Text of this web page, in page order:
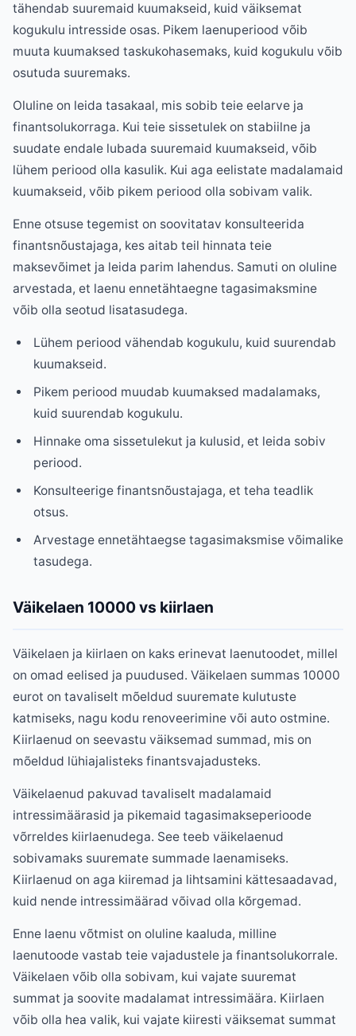
tähendab suuremaid kuumakseid, kuid väiksemat
kogukulu intresside osas. Pikem laenuperiood võib
muuta kuumaksed taskukohasemaks, kuid kogukulu võib
osutuda suuremaks.
Oluline on leida tasakaal, mis sobib teie eelarve ja
finantsolukorraga. Kui teie sissetulek on stabiilne ja
suudate endale lubada suuremaid kuumakseid, võib
lühem periood olla kasulik. Kui aga eelistate madalamaid
kuumakseid, võib pikem periood olla sobivam valik.
Enne otsuse tegemist on soovitatav konsulteerida
finantsnõustajaga, kes aitab teil hinnata teie
maksevõimet ja leida parim lahendus. Samuti on oluline
arvestada, et laenu ennetähtaegne tagasimaksmine
võib olla seotud lisatasudega.
Lühem periood vähendab kogukulu, kuid suurendab
kuumakseid.
Pikem periood muudab kuumaksed madalamaks,
kuid suurendab kogukulu.
Hinnake oma sissetulekut ja kulusid, et leida sobiv
periood.
Konsulteerige finantsnõustajaga, et teha teadlik
otsus.
Arvestage ennetähtaegse tagasimaksmise võimalike
tasudega.
Väikelaen 10000 vs kiirlaen
Väikelaen ja kiirlaen on kaks erinevat laenutoodet, millel
on omad eelised ja puudused. Väikelaen summas 10000
eurot on tavaliselt mõeldud suuremate kulutuste
katmiseks, nagu kodu renoveerimine või auto ostmine.
Kiirlaenud on seevastu väiksemad summad, mis on
mõeldud lühiajalisteks finantsvajadusteks.
Väikelaenud pakuvad tavaliselt madalamaid
intressimäärasid ja pikemaid tagasimakseperioode
võrreldes kiirlaenudega. See teeb väikelaenud
sobivamaks suuremate summade laenamiseks.
Kiirlaenud on aga kiiremad ja lihtsamini kättesaadavad,
kuid nende intressimäärad võivad olla kõrgemad.
Enne laenu võtmist on oluline kaaluda, milline
laenutoode vastab teie vajadustele ja finantsolukorrale.
Väikelaen võib olla sobivam, kui vajate suuremat
summat ja soovite madalamat intressimäära. Kiirlaen
võib olla hea valik, kui vajate kiiresti väiksemat summat